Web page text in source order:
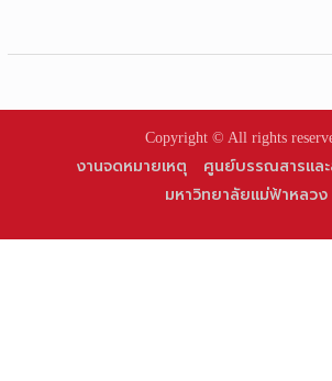
Copyright © All rights
งานจดหมายเหตุ
ศูนย์บรรณสารแล
มหาวิทยาลัยแม่ฟ้าหลวง